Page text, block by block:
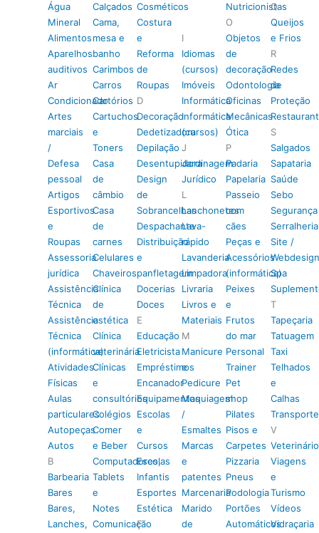
Água
Mineral
Alimentos
Aparelhos
auditivos
Ar
Condicionado
Artes
marciais
/
Defesa
pessoal
Artigos
Esportivos
e
Roupas
Assessoria
jurídica
Assistência
Técnica
Assistência
Técnica
(informática)
Atividades
Físicas
Aulas
particulares
Autopeças
Autos
B
Barbearia
Bares
Bares,
Lanches,
Calçados
Cama,
mesa e
banho
Carimbos
Carros
Cartórios
Cartuchos
e
Toners
Casa
de
câmbio
Casa
de
carnes
Celulares
Chaveiros
Clínica
de
estética
Clínica
veterinária
Clínicas
e
consultórios
Colégios
Comer
e Beber
Computadores,
Tablets
e
Notes
Comunicação
Cosméticos
Costura
e
Reforma
de
Roupas
D
Decoração
Dedetizadora
Depilação
Desentupidora
Design
de
Sobrancelhas
Despachante
Distribuição
e
panfletagem
Docerias
Doces
E
Educação
Eletricista
Empréstimos
Encanador
Equipamentos
Escolas
e
Cursos
Escolas
Infantis
Esportes
Estética
F
I
Idiomas
(cursos)
Imóveis
Informática
Informática
(cursos)
J
Jardinagem
Jurídico
L
Lanchonetes
Lava-
rápido
Lavanderia
Limpadora
Livraria
Livros e
Materiais
M
Manicure
e
Pedicure
Maquiagem
/
Esmaltes
Marcas
e
patentes
Marcenaria
Marido
de
Nutricionistas
O
Objetos
de
decoração
Odontologia
Oficinas
Mecânicas
Ótica
P
Padaria
Papelaria
Passeio
com
cães
Peças e
Acessórios
(informática)
Peixes
e
Frutos
do mar
Personal
Trainer
Pet
shop
Pilates
Pisos e
Carpetes
Pizzaria
Pneus
Podologia
Portões
Automáticos
Q
Queijos
e Frios
R
Redes
de
Proteção
S
Salgados
Sapataria
Saúde
Sebo
Segurança
Serralheria
Site /
Webdesign
Spa
T
Tapeçaria
Tatuagem
Taxi
Telhados
e
Calhas
V
Veterinário
Viagens
e
Turismo
Vídeos
Vidraçaria